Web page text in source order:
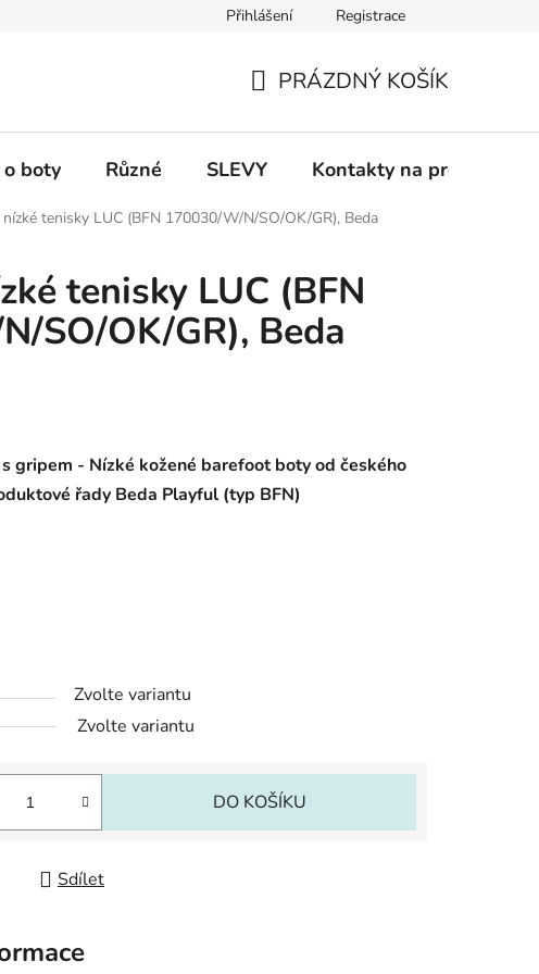
Informace k on-line platbám Odstoupení od
Přihlášení Registrace
KOŠÍK
PRÁZDNÝ KOŠÍK
o boty Různé SLEVY Kontakty na prodejny
tenisky LUC (BFN 170030/W/N/SO/OK/GR), Beda
tenisky LUC (BFN
SO/OK/GR), Beda
gripem - Nízké kožené barefoot boty od českého
řady Beda Playful (typ BFN)
Zvolte variantu
Zvolte variantu
DO KOŠÍKU
Sdílet